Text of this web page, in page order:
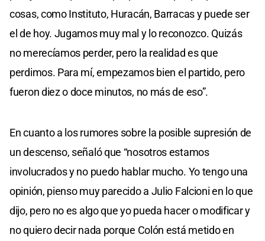
cosas, como Instituto, Huracán, Barracas y puede ser
el de hoy. Jugamos muy mal y lo reconozco. Quizás
no merecíamos perder, pero la realidad es que
perdimos. Para mí, empezamos bien el partido, pero
fueron diez o doce minutos, no más de eso”.
En cuanto a los rumores sobre la posible supresión de
un descenso, señaló que “nosotros estamos
involucrados y no puedo hablar mucho. Yo tengo una
opinión, pienso muy parecido a Julio Falcioni en lo que
dijo, pero no es algo que yo pueda hacer o modificar y
no quiero decir nada porque Colón está metido en